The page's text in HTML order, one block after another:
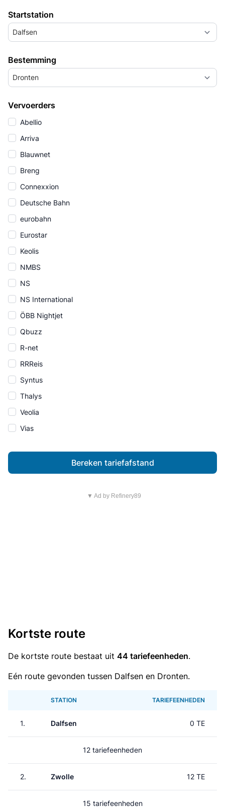
Startstation
Dalfsen
Bestemming
Dronten
Vervoerders
Abellio
Arriva
Blauwnet
Breng
Connexxion
Deutsche Bahn
eurobahn
Eurostar
Keolis
NMBS
NS
NS International
ÖBB Nightjet
Qbuzz
R-net
RRReis
Syntus
Thalys
Veolia
Vias
Bereken tariefafstand
▼ Ad by Refinery89
Kortste route
De kortste route bestaat uit 44 tariefeenheden.
Eén route gevonden tussen Dalfsen en Dronten.
STATION TARIEFEENHEDEN
1. Dalfsen 0 TE
12 tariefeenheden
2. Zwolle 12 TE
15 tariefeenheden